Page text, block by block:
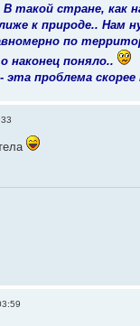
такой стране, как
к природе.. Нам
по
наконец поняло..
проблема скорее